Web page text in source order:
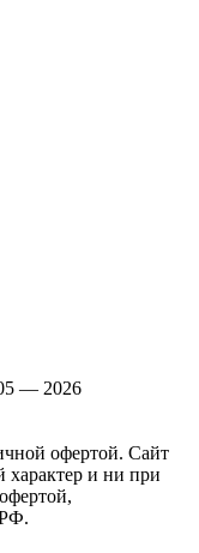
— 2026
офертой. Cайт
и ни при